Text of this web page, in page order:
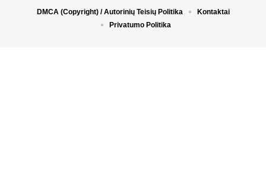
DMCA (Copyright) / Autorinių Teisių Politika
Kontaktai
Privatumo Politika